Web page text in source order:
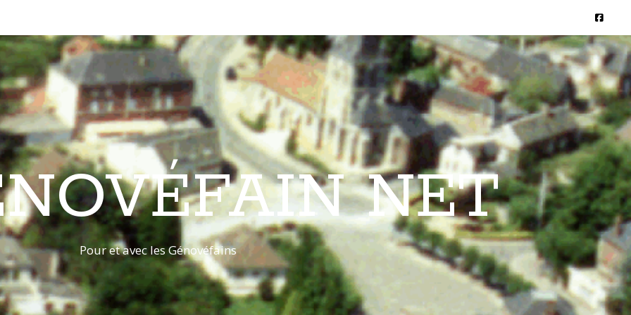
NET
Pour et avec les Génovéfains